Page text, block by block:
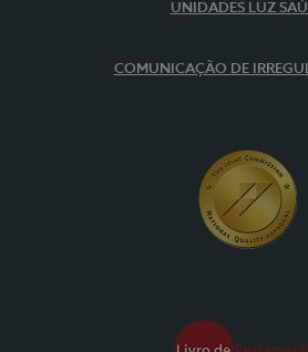
UNIDADES LUZ
COMUNICAÇÃO DE